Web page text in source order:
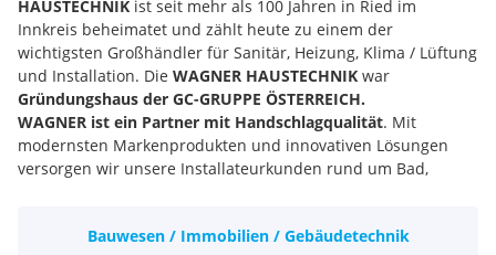
HAUSTECHNIK ist seit mehr als 100 Jahren in Ried im
Innkreis beheimatet und zählt heute zu einem der
wichtigsten Großhändler für Sanitär, Heizung, Klima / Lüftung
und Installation. Die WAGNER HAUSTECHNIK war
Gründungshaus der GC-GRUPPE ÖSTERREICH.
WAGNER ist ein Partner mit Handschlagqualität. Mit
modernsten Markenprodukten und innovativen Lösungen
versorgen wir unsere Installateurkunden rund um Bad,
ELEMENTS-Bäderausstellungen und 1 ABEX (Abhol-Märkte für
Bauwesen / Immobilien / Gebäudetechnik